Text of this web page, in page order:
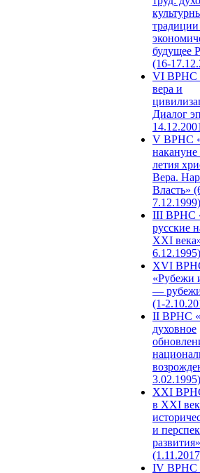
будущее
(16-
VI ВРНС
вера и
Диалог
V ВРНС
накануне
летия
Вера.
Власть»
7.12.1999)
III ВРНС
русские
XXI
6.12.1995)
XVI
«Рубежи
—
(1-
II ВРНС
духовное
3.02.1995)
XХI
в XXI
и
развития»
IV ВРНС